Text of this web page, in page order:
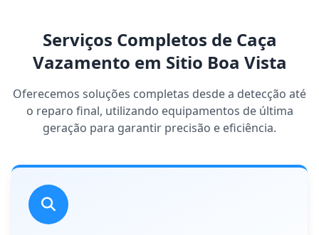
Serviços Completos de Caça
Vazamento em Sitio Boa Vista
Oferecemos soluções completas desde a detecção até
o reparo final, utilizando equipamentos de última
geração para garantir precisão e eficiência.